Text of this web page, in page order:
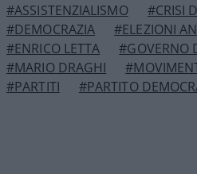
#ASSISTENZIALISMO
#CRISI
#DEMOCRAZIA
#ELEZIONI
#ENRICO LETTA
#GOVERNO
#MARIO DRAGHI
#PARTITI
#PARTITO